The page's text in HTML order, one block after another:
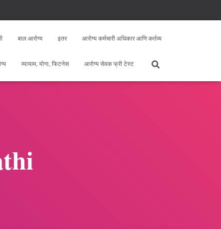
बाल आरोग्य इतर आरोग्य कर्मचारी अधिकार आणि कर्तव्य
व्यायाम, योगा, फिटनेस आरोग्य सेवक फ्री टेस्ट